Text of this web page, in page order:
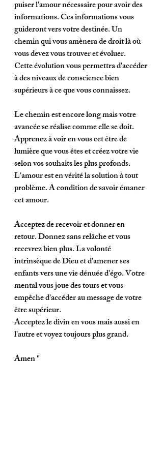
puiser l'amour nécessaire pour avoir des
informations. Ces informations vous
guideront vers votre destinée. Un
chemin qui vous amènera de droit là où
vous devez vous trouver et évoluer.
Cette évolution vous permettra d'accéder
à des niveaux de conscience bien
supérieurs à ce que vous connaissez.
Le chemin est encore long mais votre
avancée se réalise comme elle se doit.
Apprenez à voir en vous cet être de
lumière que vous êtes et créez votre vie
selon vos souhaits les plus profonds.
L'amour est en vérité la solution à tout
problème. A condition de savoir émaner
cet amour.
Acceptez de recevoir et donner en
retour. Donnez sans relâche et vous
recevrez bien plus. La volonté
intrinsèque de Dieu et d'amener ses
enfants vers une vie dénuée d'égo. Votre
mental vous joue des tours et vous
empêche d'accéder au message de votre
être supérieur.
Acceptez le divin en vous mais aussi en
l'autre et voyez toujours plus grand.
Amen "